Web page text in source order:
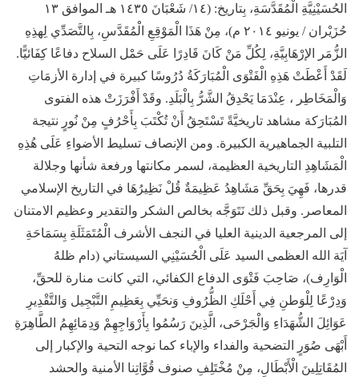
الحُسَيْنِيَّةِ الْمُقَدَّسَةِ، بِتاريخ: (١٤/ شَعْبَانَ ١٤٣٥ هـ الموافق ١٣
حُزَيْران / يونيو ۲۰۱٤ م)، مِنْ هَذَا الْمَوْقِعِ الْمُقَدَّسِ، بِالتَّصَدِّي لِهذِهِ
الزُّمَر الإرْهَابِيَّةِ، لِكُلِّ مَنْ كَانَ قَادِرًا عَلَى حَمْل السلاح دفاعًا كِفَائيًّا.
لَقَدْ أَعْطَتْ هَذِهِ الْفَتْوَى الْمُبَارَكَةُ دُرُوسًا كبيرة في إدارة الأزمَاتِ
وَالْمَخَاطِر ، عِنْدَمَا يَحْدِقُ الشَّرُّ بِالْبَلَدِ. وقَدْ أَفْرَزَتْ هذه الفتوى
المُبَارَكة مشاهد تاريخيَّةً تَسْتَحِقُ أَنْ تُكْتَبَ بِأَحْرُفٍ مِنْ نُورٍ نتيجة
التلبية الجماهيرية الكبيرة. ومن الإنصاف تسليط الأضواءِ عَلَى هُذِهِ
الْمَشَاهِدِ التاريخية العظيمة، لسمر مكانتها ورفعة شأنها وجلالة
قدرها، فَهِيَ بِحَقِّ مَشَاهِدُ عَظِيمَةٌ قُلْ نَظِيرُهَا في التاريخ الإسلامي
المعاصر. وقبل ذلك نَتَوَجَّه بخالص الشكر والتقدير وعظيم الامتنان
إلى المرجعية الدينية العليا في النجف الأشرف الْمُتَمَثَلَةِ بِسَمَاحَةِ
آيَة الله العظمى السيد عَلَى الْحُسَيْنِي السيستاني (دام ظلهُ
الْوَارِف)، صَاحِبَ فَتْوَى الدفاع الكفائي، التي كانت منارة للحقِّ،
وَدِرْعًا لِلْوَطنِ فِي أَحْلَكِ الظُّرُوفِ وَنحَيِّي بِعَظِيمِ التَّبْجِيل وَالتَّقْدِيرِ
عَوَائِلَ الشُّهَدَاءِ وَالْجَرْحَى، الَّذِينَ رَسُمُوا بِأَرْوَاجِهِمْ وَدِمَائِهِمُ الطَّاهِرَةِ
أَبْهَى صُوَرٍ التضحية والفداء والإباء كما نوجه التحية والإكبار إلى
المُقَاتِلِينَ الْأَبْطَالِ، مِنْ مُخْتَلِفِ صنوف قُوَّاتِنا الأمنية والحشد